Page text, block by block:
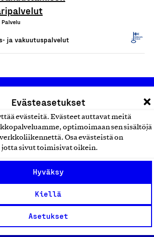
Evästeasetukset
evästeitä. Evästeet auttavat meitä
optimoimaan sen sisältöjä
Osa evästeistä on
sivut toimisivat oikein.
Hyväksy
Kiellä
Asetukset
Palvelu
ja vakuutuspalvelut
omistama puolueeton,
riippumaton yhdistys.
koko suomalaisen yhteiskunnan kirjo
työtä ja teollisuutta sekä